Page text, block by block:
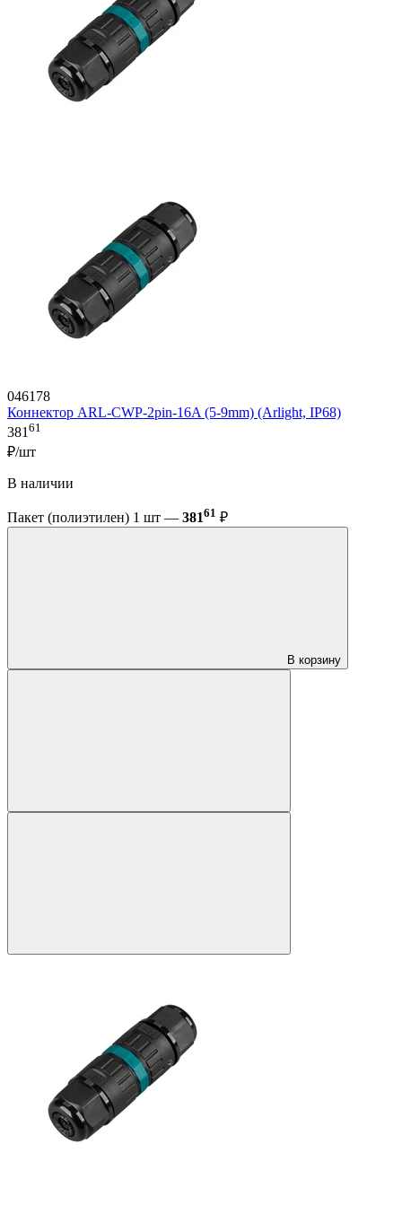
046178
Коннектор ARL-CWP-2pin-16A (5-9mm) (Arlight, IP68)
38161
₽/шт
В наличии
Пакет (полиэтилен) 1 шт — 38161 ₽
В корзину